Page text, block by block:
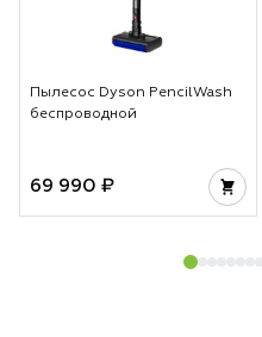
Пылесос Dyson PencilWash
беспроводной
69 990 ₽